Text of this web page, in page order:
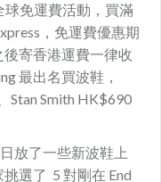
球免運費活動，買滿
，免運費優惠期
寄香港運費一律收
最出名買波鞋，
Stan Smith HK$690
放了一些新波鞋上
選了 5 對剛在 End